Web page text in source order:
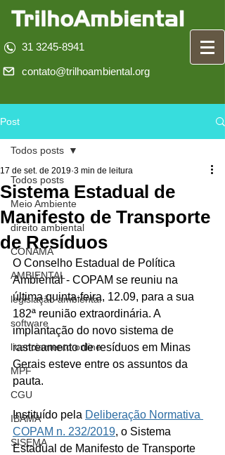
31 3245-8941
contato@trilhoambiental.org
Post
Todos posts
Meio Ambiente
direito ambiental
CONAMA
AMBIENTAL
legislação ambiental
software
licenciamento online
MPF
CGU
IBAMA
SISEMA
Todos posts
Sistema Estadual de
Manifesto de Transporte
de Resíduos
17 de set. de 2019 3 min de leitura
O Conselho Estadual de Política
Ambiental - COPAM se reuniu na
última quinta-feira, 12.09, para a sua
182ª reunião extraordinária. A
implantação do novo sistema de
rastreamento de resíduos em Minas
Gerais esteve entre os assuntos da
pauta.
Instituído pela Deliberação Normativa
COPAM n. 232/2019, o Sistema
Estadual de Manifesto de Transporte